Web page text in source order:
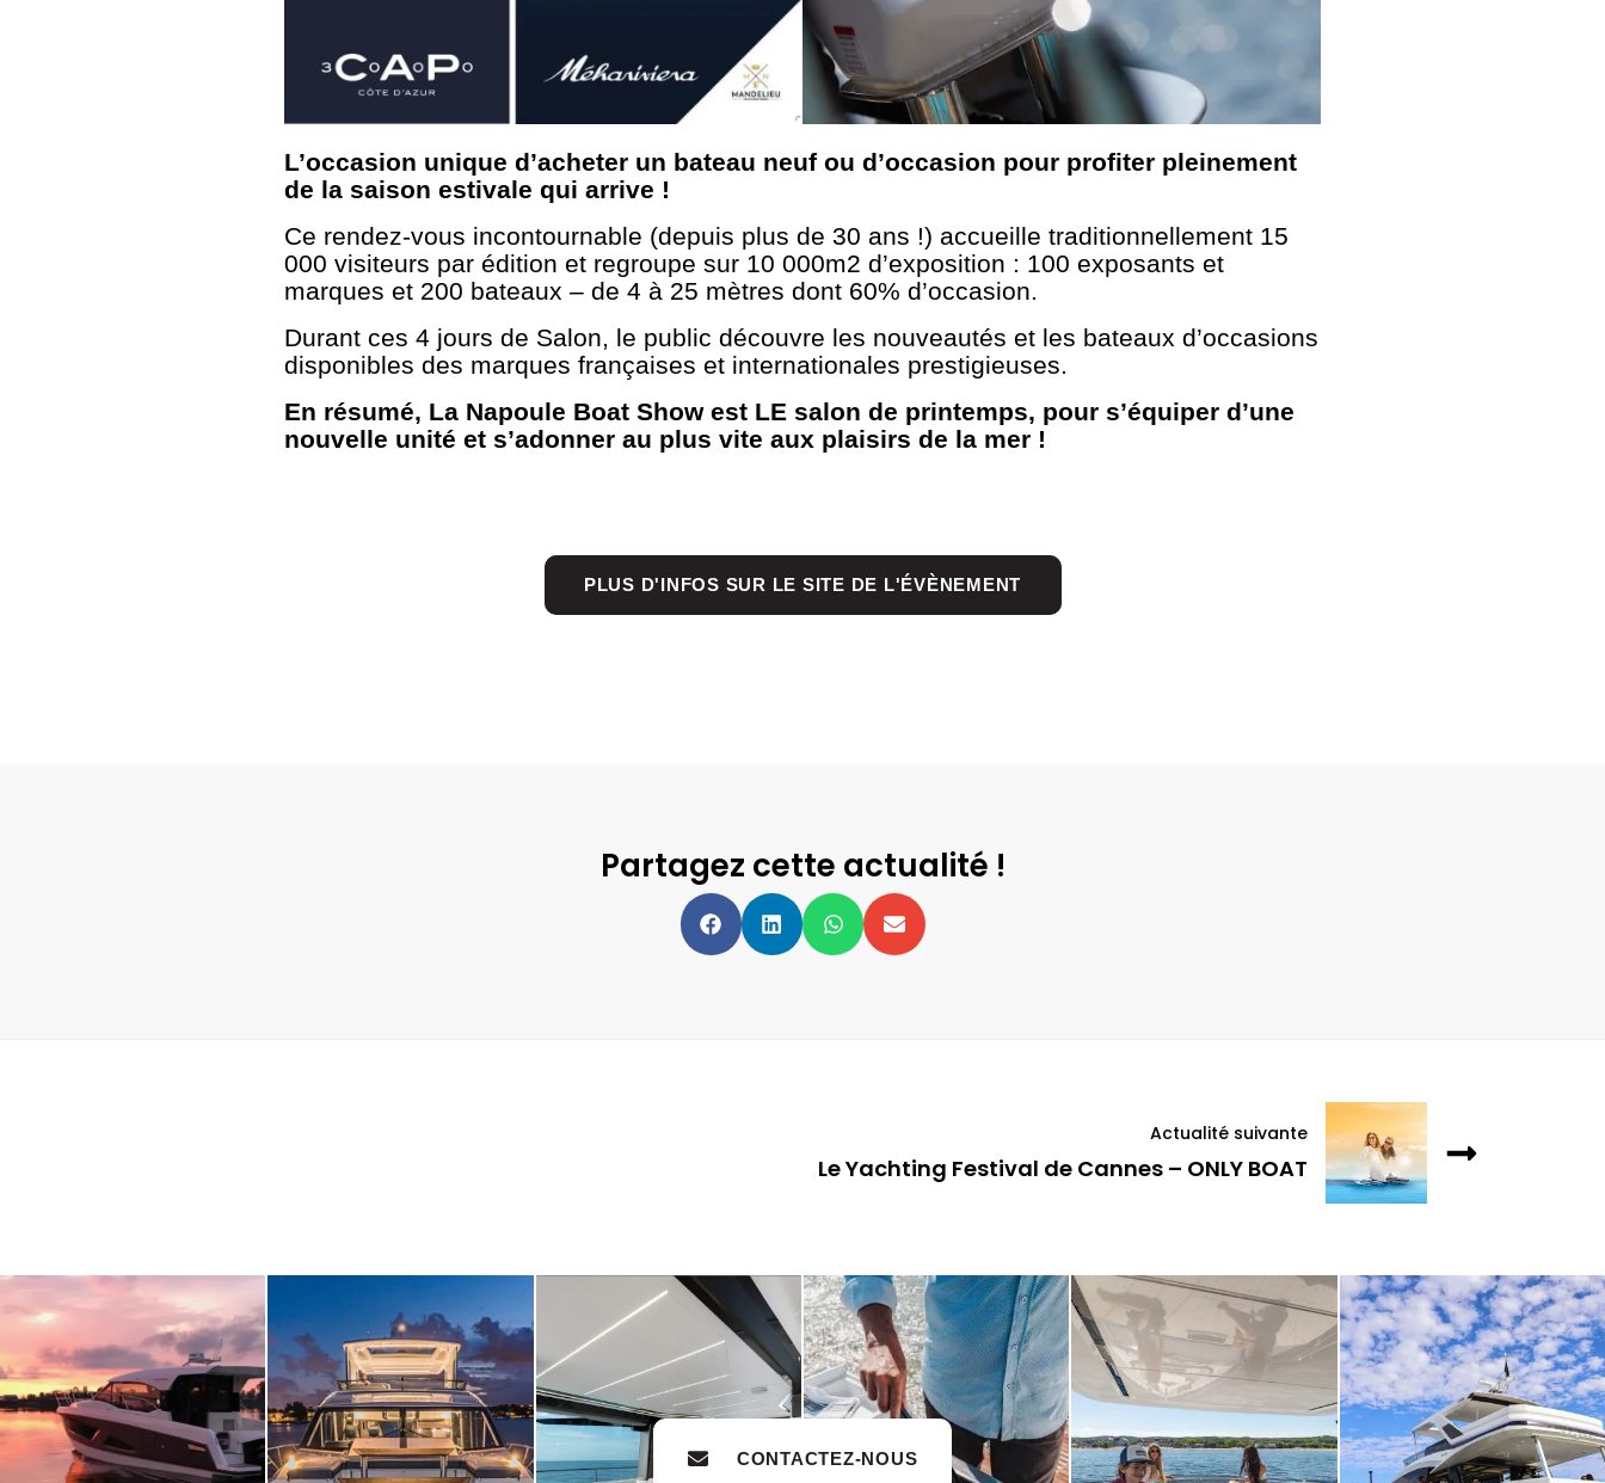
L’occasion unique d’acheter un bateau neuf ou d’occasion pour profiter pleinement
de la saison estivale qui arrive !
Ce rendez-vous incontournable (depuis plus de 30 ans !) accueille traditionnellement 15
000 visiteurs par édition et regroupe sur 10 000m2 d’exposition : 100 exposants et
marques et 200 bateaux – de 4 à 25 mètres dont 60% d’occasion.
Durant ces 4 jours de Salon, le public découvre les nouveautés et les bateaux d’occasions
disponibles des marques françaises et internationales prestigieuses.
En résumé, La Napoule Boat Show est LE salon de printemps, pour s’équiper d’une
nouvelle unité et s’adonner au plus vite aux plaisirs de la mer !
PLUS D'INFOS SUR LE SITE DE L'ÉVÈNEMENT
Partagez cette actualité !
Actualité suivante
Le Yachting Festival de Cannes – ONLY BOAT
CONTACTEZ-NOUS